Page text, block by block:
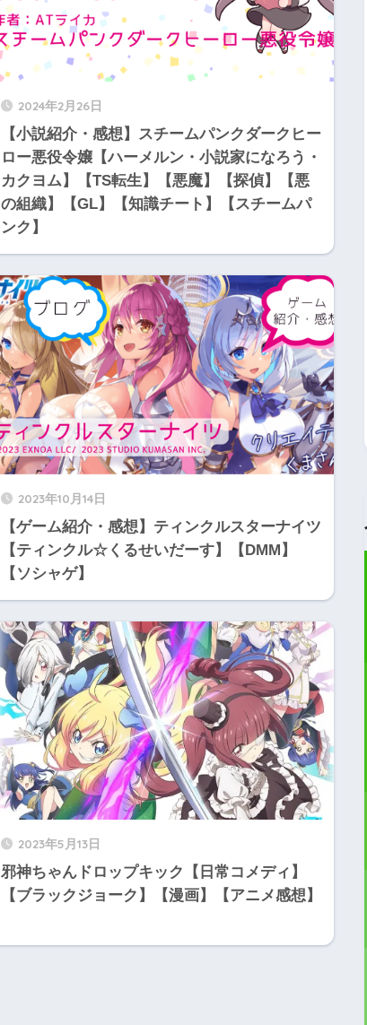
2024年2月26日
【小説紹介・感想】スチームパンクダークヒー
ロー悪役令嬢【ハーメルン・小説家になろう・
カクヨム】【TS転生】【悪魔】【探偵】【悪
の組織】【GL】【知識チート】【スチームパ
ンク】
2023年10月14日
【ゲーム紹介・感想】ティンクルスターナイツ
【ティンクル☆くるせいだーす】【DMM】
【ソシャゲ】
2023年5月13日
邪神ちゃんドロップキック【日常コメディ】
【ブラックジョーク】【漫画】【アニメ感想】